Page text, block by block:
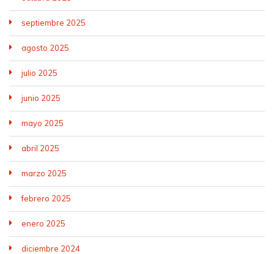
septiembre 2025
agosto 2025
julio 2025
junio 2025
mayo 2025
abril 2025
marzo 2025
febrero 2025
enero 2025
diciembre 2024